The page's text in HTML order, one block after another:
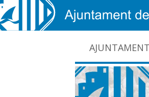
Vés al contingut
AJUNTAMENT